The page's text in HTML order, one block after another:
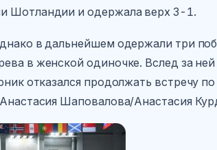
Шотландии и одержала верх 3-1.
в дальнейшем одержали три
в женской одиночке. Вслед за
отказался продолжать встречу
Шаповалова/Анастасия